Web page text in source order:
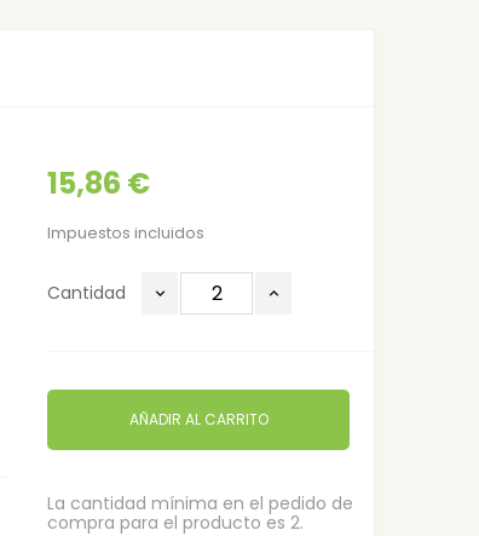
15,86 €
Impuestos incluidos
Cantidad
AÑADIR AL CARRITO
La cantidad mínima en el pedido de
compra para el producto es 2.